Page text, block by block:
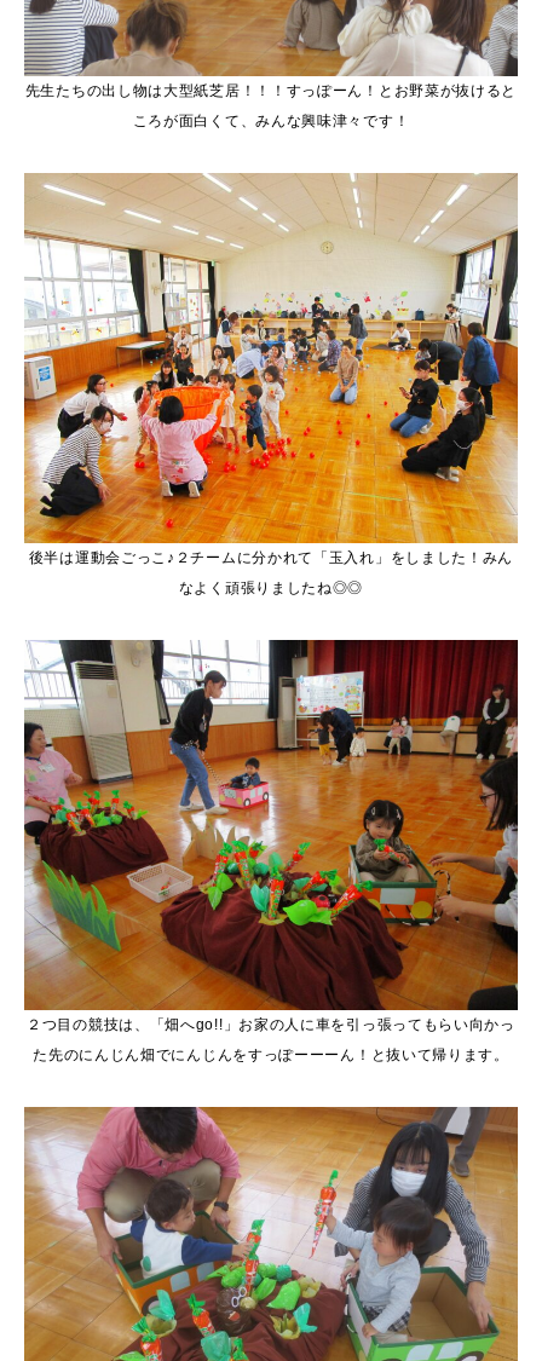
先生たちの出し物は大型紙芝居！！！すっぽーん！とお野菜が抜けると
ころが面白くて、みんな興味津々です！
後半は運動会ごっこ♪２チームに分かれて「玉入れ」をしました！みん
なよく頑張りましたね◎◎
２つ目の競技は、「畑へgo!!」お家の人に車を引っ張ってもらい向かっ
た先のにんじん畑でにんじんをすっぽーーーん！と抜いて帰ります。